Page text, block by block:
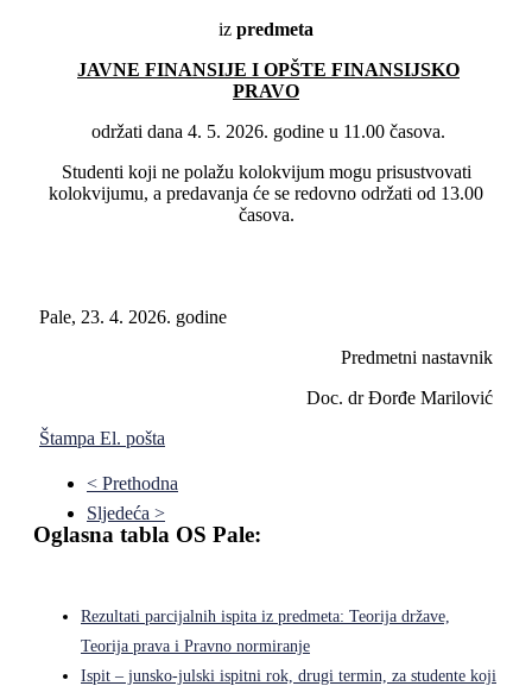
iz predmeta
JAVNE FINANSIJE I OPŠTE FINANSIJSKO
PRAVO
održati dana 4. 5. 2026. godine u 11.00 časova.
Studenti koji ne polažu kolokvijum mogu prisustvovati
kolokvijumu, a predavanja će se redovno održati od 13.00
časova.
Pale, 23. 4. 2026. godine
Predmetni nastavnik
Doc. dr Đorđe Marilović
Štampa El. pošta
< Prethodna
Sljedeća >
Oglasna tabla OS Pale:
Rezultati parcijalnih ispita iz predmeta: Teorija države,
Teorija prava i Pravno normiranje
Ispit – junsko-julski ispitni rok, drugi termin, za studente koji